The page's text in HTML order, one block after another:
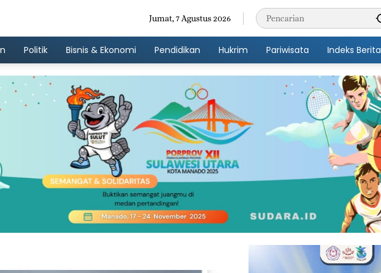
Jumat, 7 Agustus 2026
Politik Bisnis & Ekonomi Pendidikan Hukrim Pariwisata Indeks Berita